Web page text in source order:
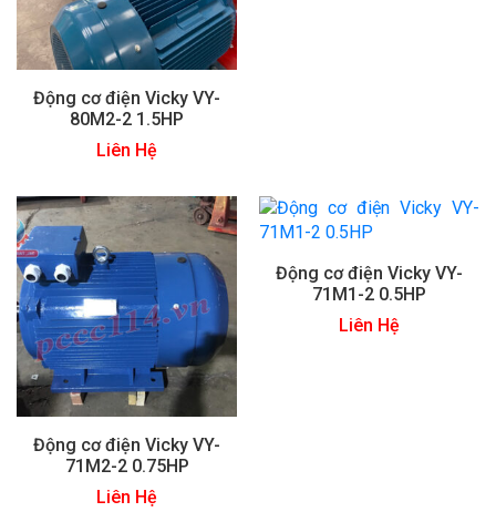
Động cơ điện Vicky VY-
80M2-2 1.5HP
Liên Hệ
Động cơ điện Vicky VY-
71M2-2 0.75HP
Liên Hệ
Động cơ điện Vicky VY-
71M1-2 0.5HP
Liên Hệ